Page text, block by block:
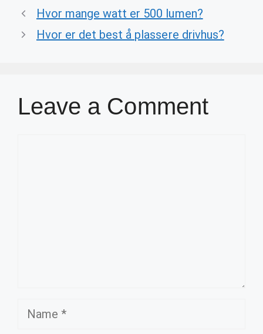
Hvor mange watt er 500 lumen?
Hvor er det best å plassere drivhus?
Leave a Comment
Name